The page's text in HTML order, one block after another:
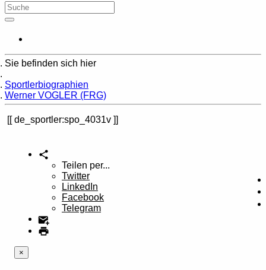
Sie befinden sich hier
Sportlerbiographien
Werner VOGLER (FRG)
de_sportler:spo_4031v
Teilen per...
Twitter
LinkedIn
Facebook
Telegram
×